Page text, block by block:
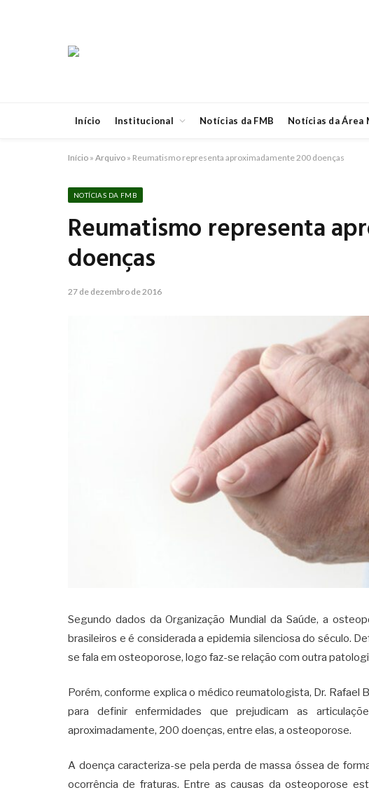
Início Institucional Notícias da FMB Notícias da Área
Início » Arquivo » Reumatismo representa aproximadamente 200 doenças
NOTÍCIAS DA FMB
Reumatismo representa
doenças
27 de dezembro de 2016
Segundo dados da Organização Mundial da Saúde, a
brasileiros e é considerada a epidemia silenciosa do século.
se fala em osteoporose, logo faz-se relação com outra
Porém, conforme explica o médico reumatologista, Dr. Rafael
para definir enfermidades que prejudicam as
aproximadamente, 200 doenças, entre elas, a osteoporose.
A doença caracteriza-se pela perda de massa óssea de
ocorrência de fraturas. Entre as causas da osteoporose